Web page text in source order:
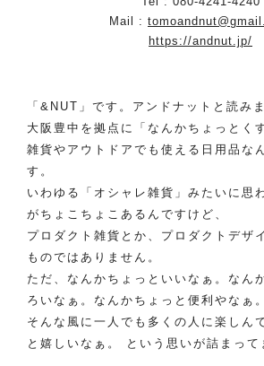
Mail :
https://andnut.jp/
「&NUT」です。アンドナットと読みま
大阪豊中を拠点に「なんかちょっとく
雑貨やアウトドアでも使える日用品な
す。
いわゆる「オシャレ雑貨」みたいに思
がちょこちょこあるんですけど、
プロダクト雑貨とか、プロダクトデザ
ものではありません。
ただ、なんかちょっといいなぁ。なん
ろいなぁ。なんかちょっと便利やなぁ。
そんな風に一人でも多くの人に楽しん
と嬉しいなぁ。 という思いが詰まって